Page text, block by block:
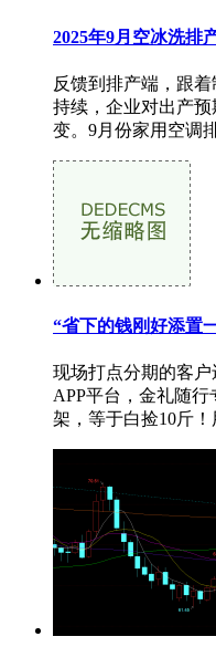
2025年9月空冰洗排
反馈到排产端，跟
持续，企业对出产
变。9月份家用空调
“省下的钱刚好添置
现场打点分期的客
APP平台，金礼随
架，等于白捡10斤